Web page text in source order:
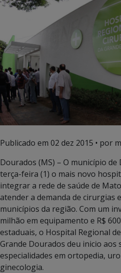
Publicado em 02 dez 2015 • por
Dourados (MS) – O município
terça-feira (1) o mais novo
integrar a rede de saúde de
atender a demanda de cirurgias
municípios da região. Com um
milhão em equipamento e R$
estaduais, o Hospital Regional
Grande Dourados deu inicio aos
especialidades em ortopedia,
ginecologia.